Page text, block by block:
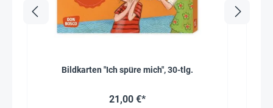
Bildkarten "Ich spüre mich", 30-tlg.
21,00 €*